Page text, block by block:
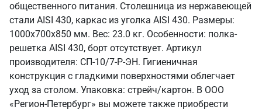
общественного питания. Столешница из нержавеющей
стали AISI 430, каркас из уголка AISI 430. Размеры:
1000x700x850 мм. Вес: 23.0 кг. Особенности: полка-
решетка AISI 430, борт отсутствует. Артикул
производителя: СП-10/7-Р-ЭН. Гигиеничная
конструкция с гладкими поверхностями облегчает
уход за столом. Упаковка: стрейч/картон. В ООО
«Регион-Петербург» вы можете также приобрести